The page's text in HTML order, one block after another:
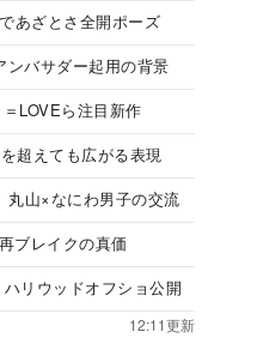
あざとさ全開ポーズ
ンバサダー起用の背景
LOVEら注目新作
超えても広がる表現
丸山×なにわ男子の交流
ブレイクの真価
リウッドオフショ公開
12:11更新